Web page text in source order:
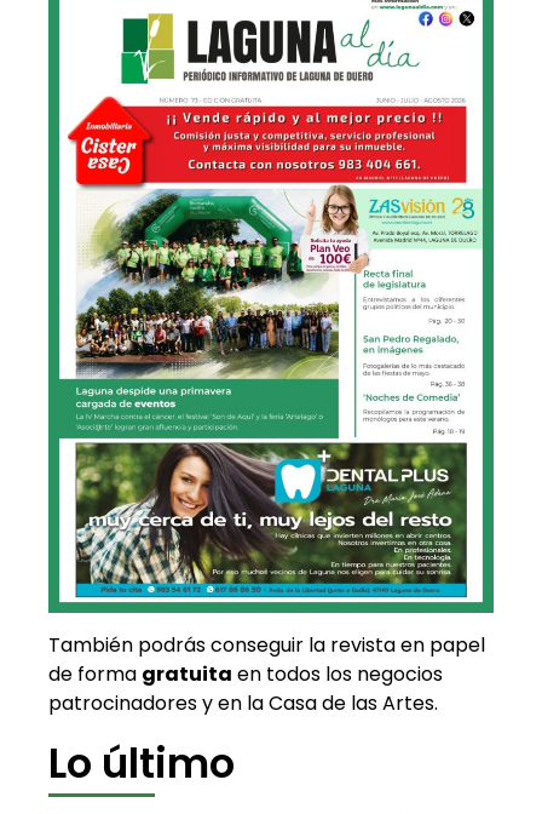
También podrás conseguir la revista en papel
de forma gratuita en todos los negocios
patrocinadores y en la Casa de las Artes.
Lo último